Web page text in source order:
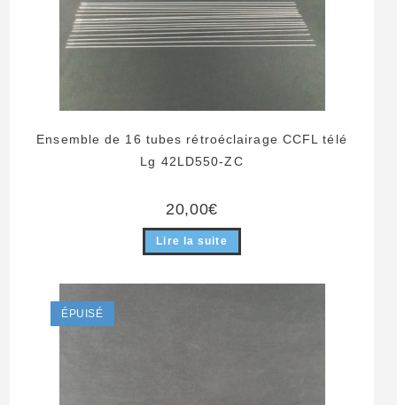
Ensemble de 16 tubes rétroéclairage CCFL télé
Lg 42LD550-ZC
20,00€
Lire la suite
ÉPUISÉ